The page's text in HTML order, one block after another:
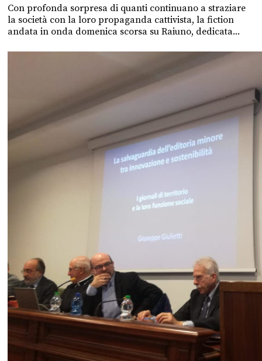
Con profonda sorpresa di quanti continuano a straziare
la società con la loro propaganda cattivista, la fiction
andata in onda domenica scorsa su Raiuno, dedicata...